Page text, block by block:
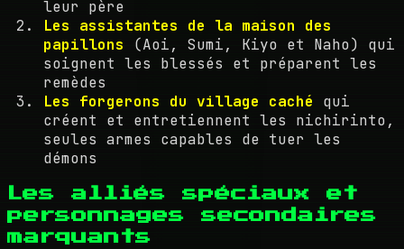
leur père
Les assistantes de la maison des
papillons (Aoi, Sumi, Kiyo et Naho) qui
soignent les blessés et préparent les
remèdes
Les forgerons du village caché qui
créent et entretiennent les nichirinto,
seules armes capables de tuer les
démons
Les alliés spéciaux et
personnages secondaires
marquants